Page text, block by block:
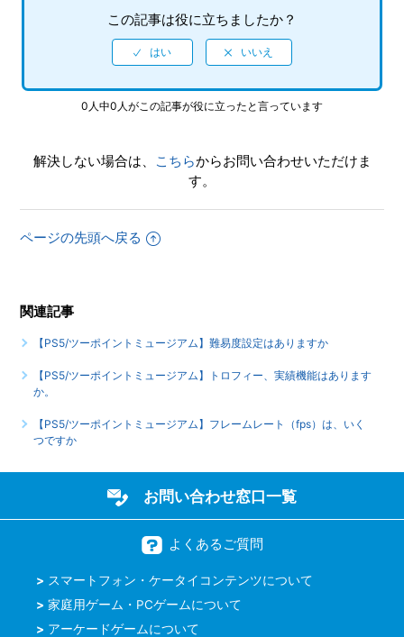
ますか（制限されている機能はありますか）
【PS5/ツーポイントミュージアム】難易度設定はありますか
【PS5/ツーポイントミュージアム】フルボイスですか
【PS5/ツーポイントミュージアム】言語（音声）設定はあり
ますか（日本語以外の言語や、音声は選べますか）
【PS5/ツーポイントミュージアム】音声出力形式は何に対応
していますか
この記事は役に立ちましたか？
0人中0人がこの記事が役に立ったと言っています
解決しない場合は、 こちらからお問い合わせいただけま
す。
ページの先頭へ戻る
関連記事
【PS5/ツーポイントミュージアム】難易度設定はありますか
【PS5/ツーポイントミュージアム】トロフィー、実績機能はあります
か。
【PS5/ツーポイントミュージアム】フレームレート（fps）は、いく
つですか
お問い合わせ窓口一覧
よくあるご質問
スマートフォン・ケータイコンテンツについて
家庭用ゲーム・PCゲームについて
アーケードゲームについて